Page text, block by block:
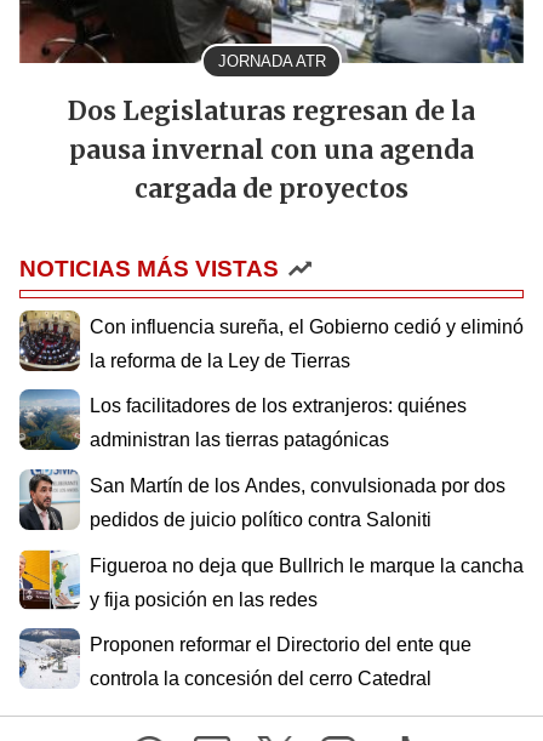
JORNADA ATR
Dos Legislaturas regresan de la
pausa invernal con una agenda
cargada de proyectos
NOTICIAS MÁS VISTAS
Con influencia sureña, el Gobierno cedió y eliminó
la reforma de la Ley de Tierras
Los facilitadores de los extranjeros: quiénes
administran las tierras patagónicas
San Martín de los Andes, convulsionada por dos
pedidos de juicio político contra Saloniti
Figueroa no deja que Bullrich le marque la cancha
y fija posición en las redes
Proponen reformar el Directorio del ente que
controla la concesión del cerro Catedral